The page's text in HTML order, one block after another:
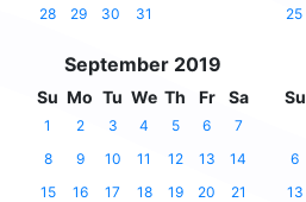
28
29 30 31
25
September 2019
Su Mo Tu We Th Fr Sa
1 2 3 4 5 6
7
8
9 10 11 12 13
14
15
16 17 18 19 20
21
Su
6
13